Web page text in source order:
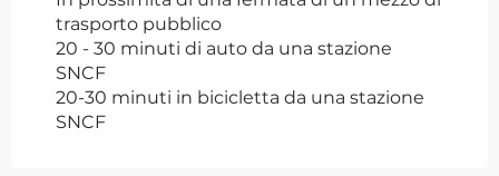
trasporto pubblico
20 - 30 minuti di auto da una stazione
SNCF
20-30 minuti in bicicletta da una stazione
SNCF